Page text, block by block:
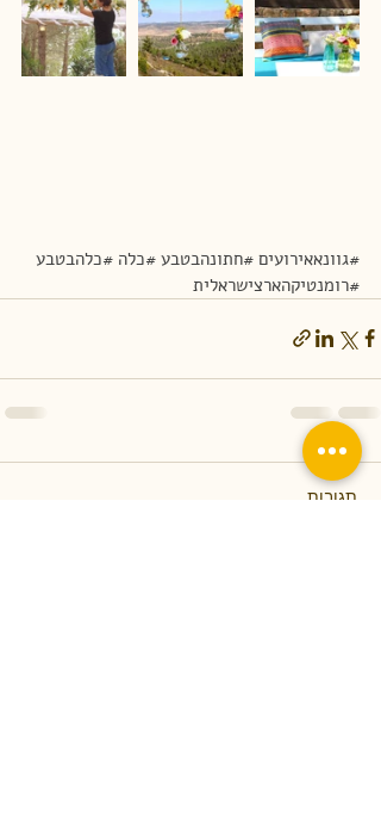
#גוונאאירועים #חתונהבטבע #כלה #כלהבטבע
#רומנטיקהארצישראלית
תגובות